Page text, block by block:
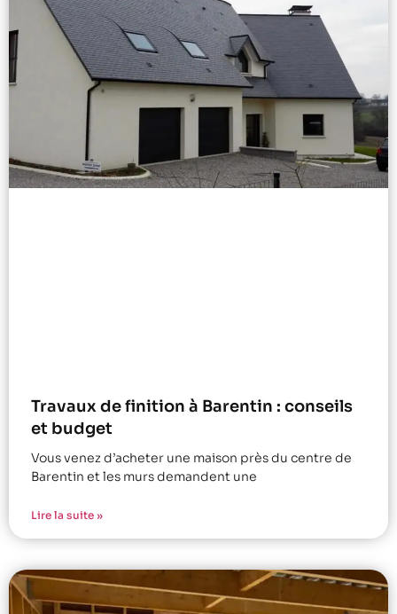
Travaux de finition à Barentin : conseils
et budget
Vous venez d’acheter une maison près du centre de
Barentin et les murs demandent une
Lire la suite »